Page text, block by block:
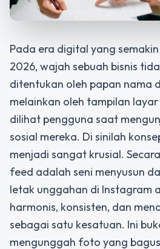
Pada era digital yang
2026, wajah sebuah bisnis
ditentukan oleh papan nama
melainkan oleh tampilan
dilihat pengguna saat
sosial mereka. Di sinilah
menjadi sangat krusial.
feed adalah seni menyusun
letak unggahan di Instagram
harmonis, konsisten, dan
sebagai satu kesatuan. Ini
mengunggah foto yang